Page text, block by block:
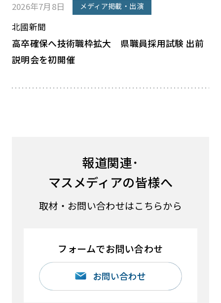
2026年7月8日 メディア掲載・出演
北國新聞
高卒確保へ技術職枠拡大 県職員採用試験 出前
説明会を初開催
報道関連･
マスメディアの皆様へ
取材・お問い合わせはこちらから
フォームでお問い合わせ
お問い合わせ